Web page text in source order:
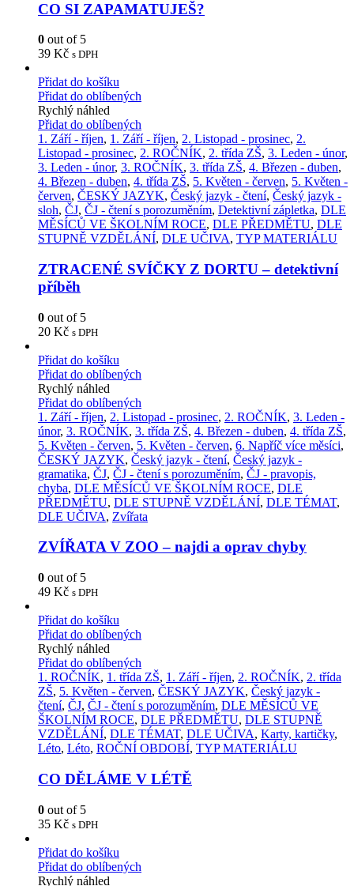
CO SI ZAPAMATUJEŠ?
0 out of 5
39 Kč s DPH
Přidat do košíku
Přidat do oblíbených
Rychlý náhled
Přidat do oblíbených
1. Září - říjen, 1. Září - říjen, 2. Listopad - prosinec, 2.
Listopad - prosinec, 2. ROČNÍK, 2. třída ZŠ, 3. Leden - únor,
3. Leden - únor, 3. ROČNÍK, 3. třída ZŠ, 4. Březen - duben,
4. Březen - duben, 4. třída ZŠ, 5. Květen - červen, 5. Květen -
červen, ČESKÝ JAZYK, Český jazyk - čtení, Český jazyk -
sloh, ČJ, ČJ - čtení s porozuměním, Detektivní zápletka, DLE
MĚSÍCŮ VE ŠKOLNÍM ROCE, DLE PŘEDMĚTU, DLE
STUPNĚ VZDĚLÁNÍ, DLE UČIVA, TYP MATERIÁLU
ZTRACENÉ SVÍČKY Z DORTU – detektivní
příběh
0 out of 5
20 Kč s DPH
Přidat do košíku
Přidat do oblíbených
Rychlý náhled
Přidat do oblíbených
1. Září - říjen, 2. Listopad - prosinec, 2. ROČNÍK, 3. Leden -
únor, 3. ROČNÍK, 3. třída ZŠ, 4. Březen - duben, 4. třída ZŠ,
5. Květen - červen, 5. Květen - červen, 6. Napříč více měsíci,
ČESKÝ JAZYK, Český jazyk - čtení, Český jazyk -
gramatika, ČJ, ČJ - čtení s porozuměním, ČJ - pravopis,
chyba, DLE MĚSÍCŮ VE ŠKOLNÍM ROCE, DLE
PŘEDMĚTU, DLE STUPNĚ VZDĚLÁNÍ, DLE TÉMAT,
DLE UČIVA, Zvířata
ZVÍŘATA V ZOO – najdi a oprav chyby
0 out of 5
49 Kč s DPH
Přidat do košíku
Přidat do oblíbených
Rychlý náhled
Přidat do oblíbených
1. ROČNÍK, 1. třída ZŠ, 1. Září - říjen, 2. ROČNÍK, 2. třída
ZŠ, 5. Květen - červen, ČESKÝ JAZYK, Český jazyk -
čtení, ČJ, ČJ - čtení s porozuměním, DLE MĚSÍCŮ VE
ŠKOLNÍM ROCE, DLE PŘEDMĚTU, DLE STUPNĚ
VZDĚLÁNÍ, DLE TÉMAT, DLE UČIVA, Karty, kartičky,
Léto, Léto, ROČNÍ OBDOBÍ, TYP MATERIÁLU
CO DĚLÁME V LÉTĚ
0 out of 5
35 Kč s DPH
Přidat do košíku
Přidat do oblíbených
Rychlý náhled